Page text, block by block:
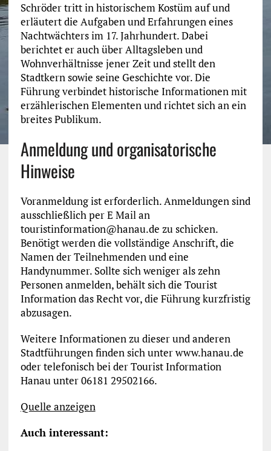
Schröder tritt in historischem Kostüm auf und
erläutert die Aufgaben und Erfahrungen eines
Nachtwächters im 17. Jahrhundert. Dabei
berichtet er auch über Alltagsleben und
Wohnverhältnisse jener Zeit und stellt den
Stadtkern sowie seine Geschichte vor. Die
Führung verbindet historische Informationen mit
erzählerischen Elementen und richtet sich an ein
breites Publikum.
Anmeldung und organisatorische
Hinweise
Voranmeldung ist erforderlich. Anmeldungen sind
ausschließlich per E Mail an
touristinformation@hanau.de zu schicken.
Benötigt werden die vollständige Anschrift, die
Namen der Teilnehmenden und eine
Handynummer. Sollte sich weniger als zehn
Personen anmelden, behält sich die Tourist
Information das Recht vor, die Führung kurzfristig
abzusagen.
Weitere Informationen zu dieser und anderen
Stadtführungen finden sich unter www.hanau.de
oder telefonisch bei der Tourist Information
Hanau unter 06181 29502166.
Quelle anzeigen
Auch interessant: